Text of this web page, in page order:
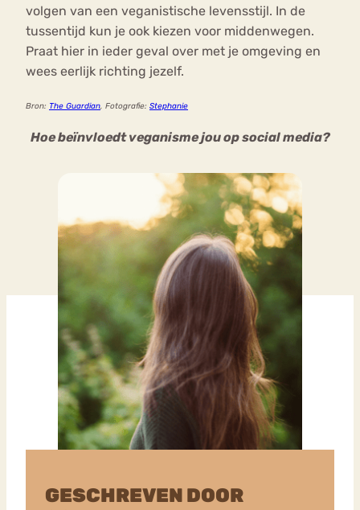
volgen van een veganistische levensstijl. In de
tussentijd kun je ook kiezen voor middenwegen.
Praat hier in ieder geval over met je omgeving en
wees eerlijk richting jezelf.
Bron: The Guardian, Fotografie: Stephanie
Hoe beïnvloedt veganisme jou op social media?
GESCHREVEN DOOR